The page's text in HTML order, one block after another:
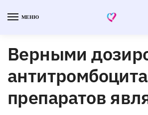
МЕНЮ
Верными
препаратов